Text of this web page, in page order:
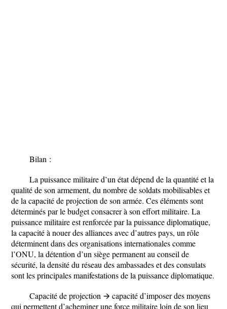
Bilan :
La puissance militaire d’un état dépend de la quantité et la
qualité de son armement, du nombre de soldats mobilisables et
de la capacité de projection de son armée. Ces éléments sont
déterminés par le budget consacrer à son effort militaire. La
puissance militaire est renforcée par la puissance diplomatique,
la capacité à nouer des alliances avec d’autres pays, un rôle
déterminent dans des organisations internationales comme
l’ONU, la détention d’un siège permanent au conseil de
sécurité, la densité du réseau des ambassades et des consulats
sont les principales manifestations de la puissance diplomatique.
Capacité de projection 🡪 capacité d’imposer des moyens
qui permettent d’acheminer une force militaire loin de son lieu